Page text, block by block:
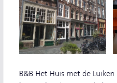
B&B Het Huis met de